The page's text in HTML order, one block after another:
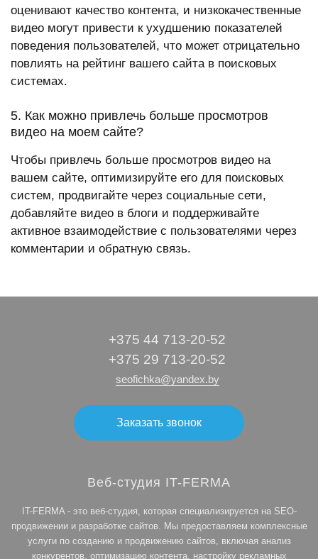
оценивают качество контента, и низкокачественные
видео могут привести к ухудшению показателей
поведения пользователей, что может отрицательно
повлиять на рейтинг вашего сайта в поисковых
системах.
5. Как можно привлечь больше просмотров
видео на моем сайте?
Чтобы привлечь больше просмотров видео на
вашем сайте, оптимизируйте его для поисковых
систем, продвигайте через социальные сети,
добавляйте видео в блоги и поддерживайте
активное взаимодействие с пользователями через
комментарии и обратную связь.
+375 44 713-20-52
+375 29 713-20-52
seofichka@yandex.by
Заказать звонок
Веб-студия IT-FERMA
IT-FERMA - это веб-студия, которая специализируется на SEO-
продвижении и разработке сайтов. Мы предоставляем комплексные
услуги по созданию и продвижению сайтов, включая анализ
конкурентов, оптимизацию контента, настройку рекламных